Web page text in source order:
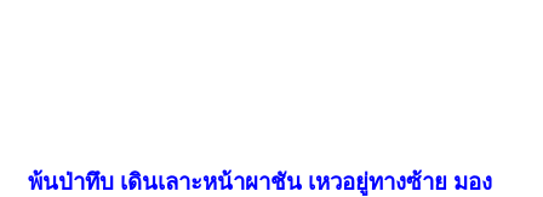
พ้นป่าทึบ เดินเลาะหน้าผาชัน เหวอยู่ทางซ้าย มอง